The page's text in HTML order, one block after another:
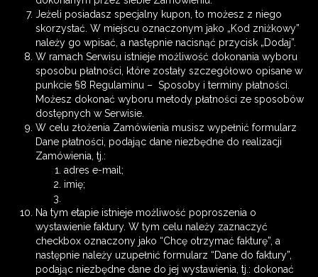
Jeżeli posiadasz specjalny kupon, to możesz z niego
skorzystać. W miejscu oznaczonym jako „Kod zniżkowy”
należy go wpisać, a następnie nacisnąć przycisk „Dodaj”.
W ramach Serwisu istnieje możliwość dokonania wyboru
sposobu płatności, które zostały szczegółowo opisane w
punkcie §8 Regulaminu – Sposoby i terminy płatności.
Możesz dokonać wyboru metody płatności ze sposobów
dostępnych w Serwisie.
W celu złożenia Zamówienia musisz wypełnić formularz
Dane płatności, podając dane niezbędne do realizacji
Zamówienia, tj.:
adres e-mail;
imię;
Na tym etapie istnieje możliwość poproszenia o
wystawienie faktury. W tym celu należy zaznaczyć
checkbox oznaczony jako “Chcę otrzymać fakturę”, a
następnie należy uzupełnić formularz “Dane do faktury”,
podając niezbędne dane do jej wystawienia, tj.: dokonać